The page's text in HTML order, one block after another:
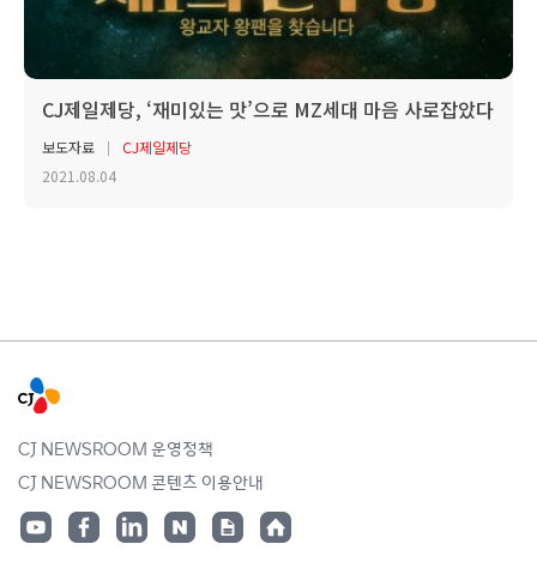
CJ제일제당, ‘재미있는 맛’으로 MZ세대 마음 사로잡았다
보도자료
CJ제일제당
2021.08.04
CJ NEWSROOM 운영정책
CJ NEWSROOM 콘텐츠 이용안내